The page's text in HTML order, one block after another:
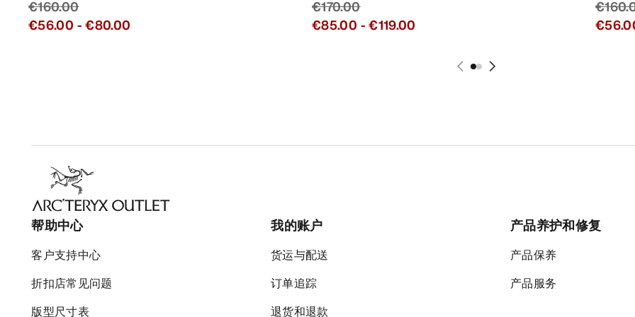
€160.00
€56.00 -€80.00
€170.00
€85.00 -€119.00
帮助中心
客户支持中心
折扣店常见问题
版型尺寸表
我的账户
货运与配送
订单追踪
退货和退款
产品养护和修复
产品保养
产品服务